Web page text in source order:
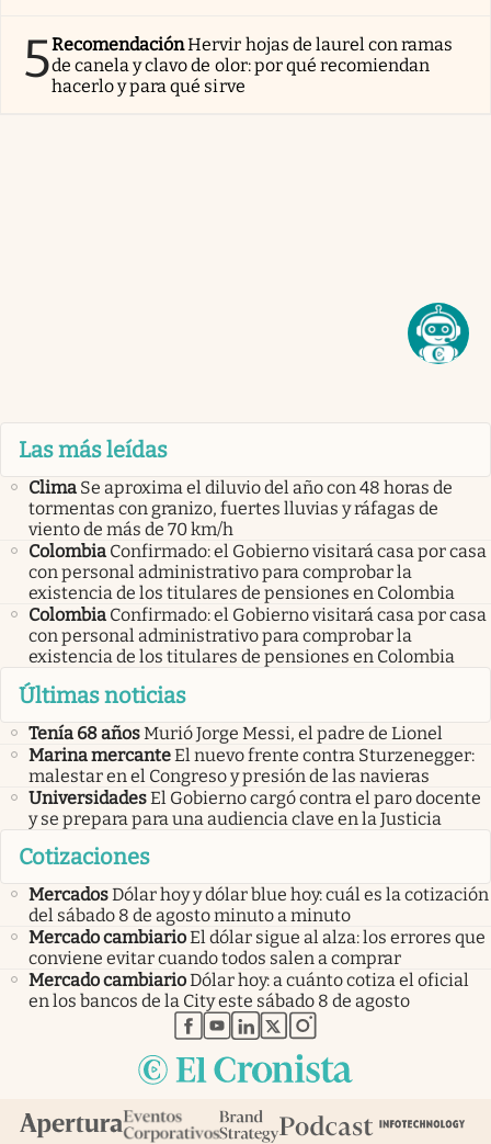
5RecomendaciónHervir hojas de laurel con ramas
de canela y clavo de olor: por qué recomiendan
hacerlo y para qué sirve
Las más leídas
Clima Se aproxima el diluvio del año con 48 horas de
tormentas con granizo, fuertes lluvias y ráfagas de
viento de más de 70 km/h
Colombia Confirmado: el Gobierno visitará casa por casa
con personal administrativo para comprobar la
existencia de los titulares de pensiones en Colombia
Colombia Confirmado: el Gobierno visitará casa por casa
con personal administrativo para comprobar la
existencia de los titulares de pensiones en Colombia
Últimas noticias
Tenía 68 añosMurió Jorge Messi, el padre de Lionel
Marina mercanteEl nuevo frente contra Sturzenegger:
malestar en el Congreso y presión de las navieras
UniversidadesEl Gobierno cargó contra el paro docente
y se prepara para una audiencia clave en la Justicia
Cotizaciones
MercadosDólar hoy y dólar blue hoy: cuál es la cotización
del sábado 8 de agosto minuto a minuto
Mercado cambiarioEl dólar sigue al alza: los errores que
conviene evitar cuando todos salen a comprar
Mercado cambiarioDólar hoy: a cuánto cotiza el oficial
en los bancos de la City este sábado 8 de agosto
abre en nueva pestaña
abre en nueva pestaña
abre en nueva pestaña
abre en nueva pestaña
abre en nueva pestaña